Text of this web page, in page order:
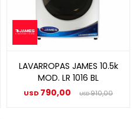
LAVARROPAS JAMES 10.5k
MOD. LR 1016 BL
USD 790,00 USD910,00